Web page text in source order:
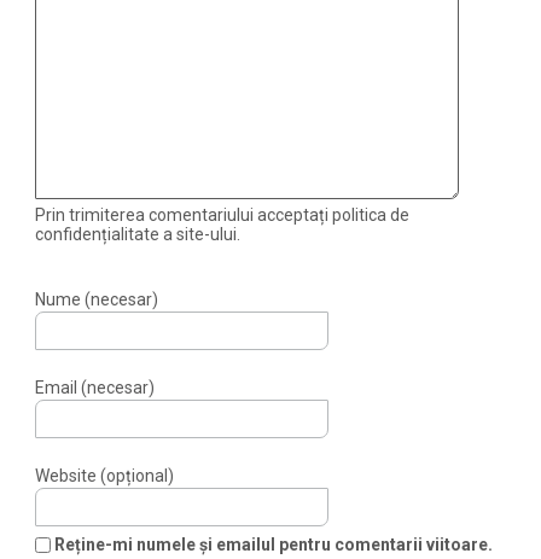
Prin trimiterea comentariului acceptați politica de
confidențialitate a site-ului.
Nume (necesar)
Email (necesar)
Website (opțional)
Reține-mi numele și emailul pentru comentarii viitoare.